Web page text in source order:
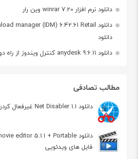
دانلود نرم افزار winrar 7.20 وین رار
دانلود
دانلود anydesk 9.6.11 کنترل ویندوز از راه دور
مطالب تصادفی
دانلود Net Disabler 1.1 غیرفعال کردن دسترسی به اینترنت
فایل های ویدئویی